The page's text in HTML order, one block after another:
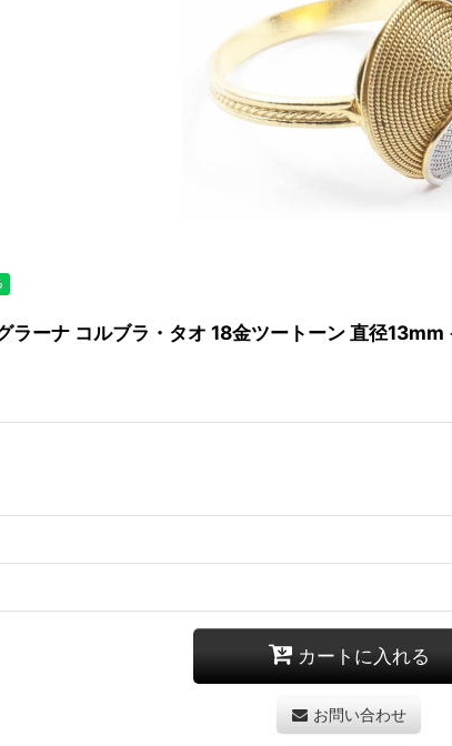
ラーナ コルブラ・タオ 18金ツートーン 直径
カートに入れる
お問い合わせ